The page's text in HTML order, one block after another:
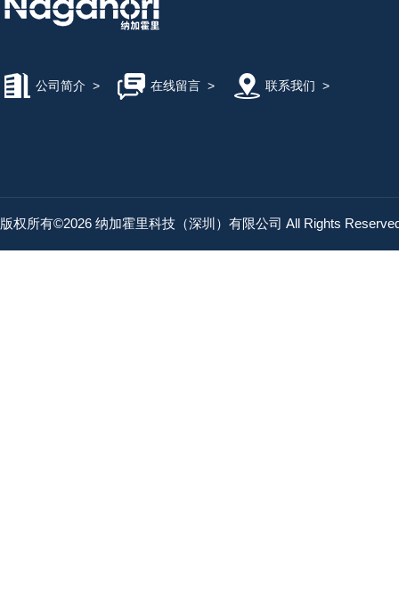
公司简介 > 在线留言> 联系我们 >
版权所有©2026 纳加霍里科技（深圳）有限公司 All Rights